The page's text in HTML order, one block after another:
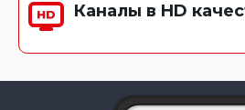
Каналы в HD